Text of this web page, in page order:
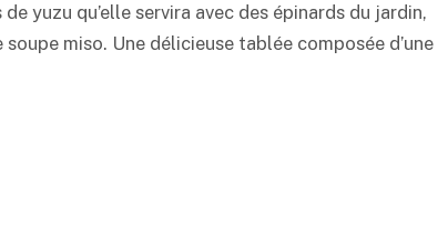
de yuzu qu’elle servira avec des épinards du jardin,
soupe miso. Une délicieuse tablée composée d’une